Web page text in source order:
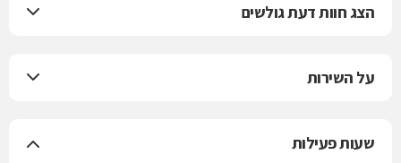
הצג חוות דעת גולשים
על השירות
שעות פעילות